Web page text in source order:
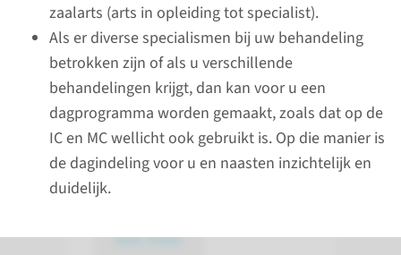
zaalarts (arts in opleiding tot specialist).
Als er diverse specialismen bij uw behandeling
betrokken zijn of als u verschillende
behandelingen krijgt, dan kan voor u een
dagprogramma worden gemaakt, zoals dat op de
IC en MC wellicht ook gebruikt is. Op die manier is
de dagindeling voor u en naasten inzichtelijk en
duidelijk.
Familie­gesprekken
Goede informatie en afspraken
over uw behandel- en zorgplan
geven u en uw naaste(n) inzicht
in uw verdere herstel.
lees meer